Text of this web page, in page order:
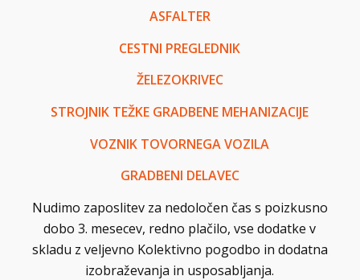
ASFALTER
CESTNI PREGLEDNIK
ŽELEZOKRIVEC
STROJNIK TEŽKE GRADBENE MEHANIZACIJE
VOZNIK TOVORNEGA VOZILA
GRADBENI DELAVEC
Nudimo zaposlitev za nedoločen čas s poizkusno
dobo 3. mesecev, redno plačilo, vse dodatke v
skladu z veljevno Kolektivno pogodbo in dodatna
izobraževanja in usposabljanja.